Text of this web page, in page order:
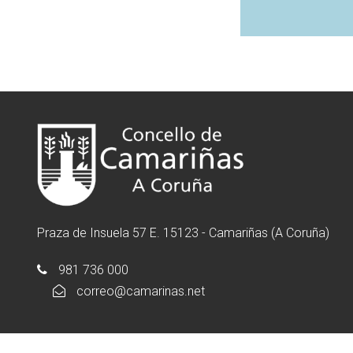
Praza de Insuela 57 E. 15123 - Camariñas (A Coruña)
981 736 000
correo@camarinas.net